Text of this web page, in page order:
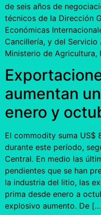
de seis años de
técnicos de la Dirección
Económicas
Cancillería, y del
Ministerio de
aumentan
enero y
El commodity suma US$
durante este período,
Central. En medio las
pendientes que se han
la industria del litio, las
prima desde enero a
explosivo aumento. De